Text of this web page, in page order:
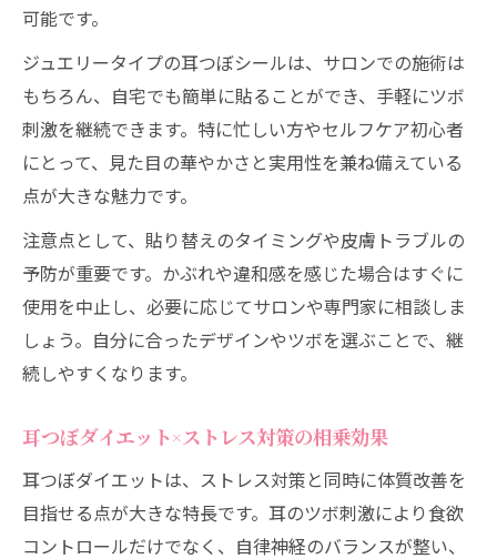
耳を揉むことで得られるリラクゼーション体験
耳つぼダイエットで感じるリラクゼーショ
ン効果
耳を揉むことで自律神経が整う理由と実感
ストレス緩和に耳マッサージが支持される
訳
耳つぼセルフケアでリラックスタイムを充
実
耳つぼジュエリー×耳もみの新しい提案
可能です。
ジュエリータイプの耳つぼシールは、サロンでの施術は
もちろん、自宅でも簡単に貼ることができ、手軽にツボ
刺激を継続できます。特に忙しい方やセルフケア初心者
にとって、見た目の華やかさと実用性を兼ね備えている
点が大きな魅力です。
注意点として、貼り替えのタイミングや皮膚トラブルの
予防が重要です。かぶれや違和感を感じた場合はすぐに
使用を中止し、必要に応じてサロンや専門家に相談しま
しょう。自分に合ったデザインやツボを選ぶことで、継
続しやすくなります。
耳つぼダイエット×ストレス対策の相乗効果
耳つぼダイエットは、ストレス対策と同時に体質改善を
目指せる点が大きな特長です。耳のツボ刺激により食欲
コントロールだけでなく、自律神経のバランスが整い、